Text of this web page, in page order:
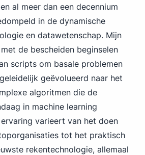
al meer dan een decennium
in de dynamische
en datawetenschap. Mijn
de bescheiden beginselen
scripts om basale problemen
geëvolueerd naar het
algoritmen die de
in machine learning
varieert van het doen
tot het praktisch
rekentechnologie, allemaal